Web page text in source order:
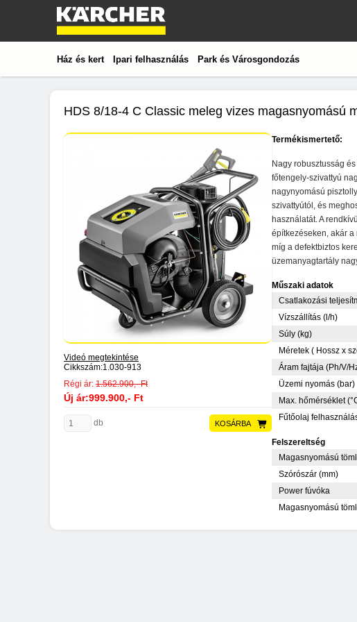
Ház és kert Ipari felhasználás Park és Városgondozás
HDS 8/18-4 C Classic meleg vizes magasnyomású
Videó megtekintése
Cikkszám:1.030-913
Régi ár: 1.562.900,- Ft
Új ár:999.900,- Ft
KOSÁRBA
db
Termékismertető:
Nagy robusztusság
főtengely-szivattyú
nagynyomású
szivattyútól, és
használatát. A
építkezéseken, akár
míg a defektbiztos
üzemanyagtartály
Műszaki adatok
Csatlakozási
Vízszállítás (l/h)
Súly (kg)
Méretek ( Hossz x
Áram fajtája (Ph/V/
Üzemi nyomás (bar)
Max. hőmérséklet
Fűtőolaj
Felszereltség
Magasnyomású
Szórószár (mm)
Power fúvóka
Magasnyomású